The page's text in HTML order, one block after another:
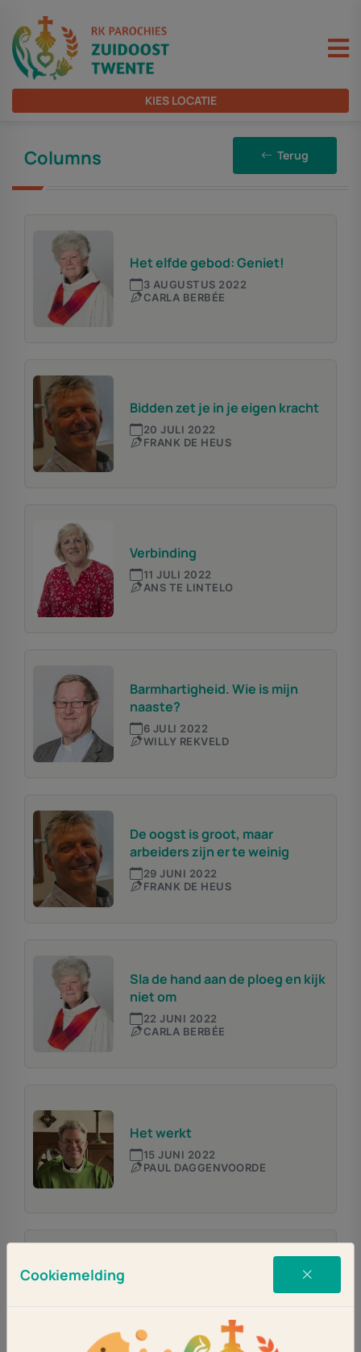
Cookiemelding
KIES LOCATIE
Columns Terug
Het elfde gebod: Geniet!
3 AUGUSTUS 2022
CARLA BERBÉE
Bidden zet je in je eigen kracht
20 JULI 2022
FRANK DE HEUS
Verbinding
11 JULI 2022
ANS TE LINTELO
Barmhartigheid. Wie is mijn
naaste?
6 JULI 2022
WILLY REKVELD
De oogst is groot, maar
arbeiders zijn er te weinig
29 JUNI 2022
FRANK DE HEUS
Sla de hand aan de ploeg en kijk
niet om
22 JUNI 2022
CARLA BERBÉE
Het werkt
15 JUNI 2022
PAUL DAGGENVOORDE